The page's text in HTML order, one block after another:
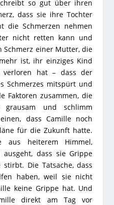
so gut über ihren
dass sie ihre Tochter
Schmerzen nehmen
nicht retten kann und
einer Mutter, die
ist, ihr einziges Kind
verloren hat – dass der
Schmerzes mitspürt und
Faktoren zusammen, die
und schlimm
dass Camille noch
für die Zukunft hatte.
aus heiterem Himmel,
dass sie Grippe
Die Tatsache, dass
haben, weil sie nicht
keine Grippe hat. Und
direkt am Tag vor